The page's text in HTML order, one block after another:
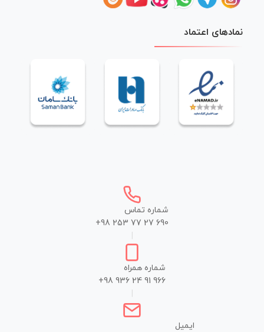
نمادهای اعتماد
شماره تماس
+98 253 77 27 690
شماره همراه
+98 936 24 91 966
ایمیل